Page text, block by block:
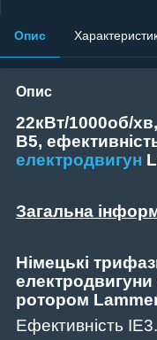
Опис
Опис
22кВт/1000об/
В5,
електродвигун
Загальна
Німецькі
ротором
Ефективність IE3.